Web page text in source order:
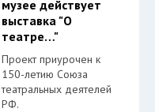
музее действует
выставка "О
театре…"
Проект приурочен к
150-летию Союза
театральных деятелей
РФ.